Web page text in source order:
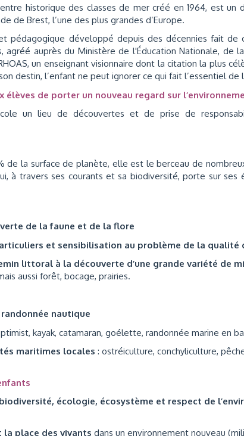
historique des classes de mer créé en 1964, est un
de Brest, l’une des plus grandes d’Europe.
pédagogique développé depuis des décennies fait de
agréé auprès du Ministère de l'Éducation Nationale, de
un enseignant visionnaire dont la citation la plus
destin, l’enfant ne peut ignorer ce qui fait l’essentiel de
de porter un nouveau regard sur
un lieu de découvertes et de prise de
de la surface de planète, elle est le berceau de
à travers ses courants et sa biodiversité, porte sur
de la faune et de la flore
et sensibilisation au problème de la qualité
littoral à la découverte d’une grande variété de
aussi forêt, bocage, prairies.
nautique
kayak, catamaran, goélette, randonnée marine en
maritimes locales : ostréiculture, conchyliculture,
biodiversité, écologie, écosystème et respect de
place des vivants dans un environnement nouveau